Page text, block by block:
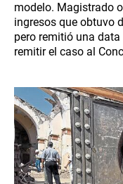
modelo. Magistrado
ingresos que obtuvo
pero remitió una
remitir el caso al